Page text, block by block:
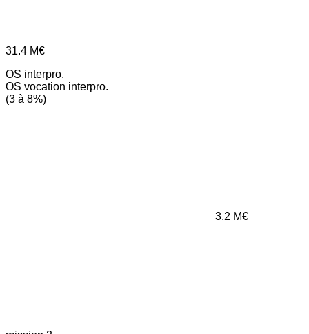
31.4 M€
OS interpro.
OS vocation interpro.
(3 à 8%)
3.2 M€